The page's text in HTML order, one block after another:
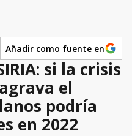
Añadir como fuente en
si la crisis
el
podría
en 2022